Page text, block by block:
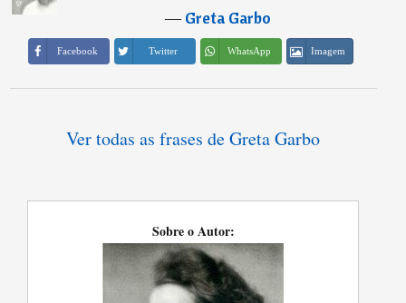
―Greta Garbo
Facebook Twitter WhatsApp Imagem
Ver todas as frases de Greta Garbo
Sobre o Autor: